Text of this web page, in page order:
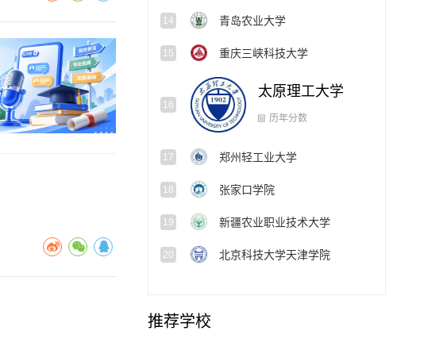
14 青岛农业大学
15 重庆三峡科技大学
太原理工大学
郑州轻工业大学
历年分数
18 张家口学院
19 新疆农业职业技术大学
20 北京科技大学天津学院
推荐学校